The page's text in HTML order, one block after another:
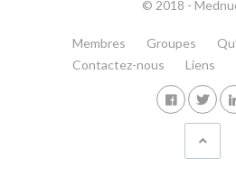
© 2018 -
Membres Groupes
Contactez-nous
Liens